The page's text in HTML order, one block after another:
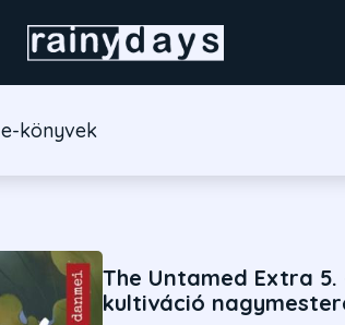
e-könyvek
The Untamed Extra 5.
kultiváció